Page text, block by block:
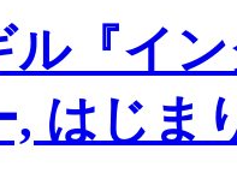
ル『イ
, はじま